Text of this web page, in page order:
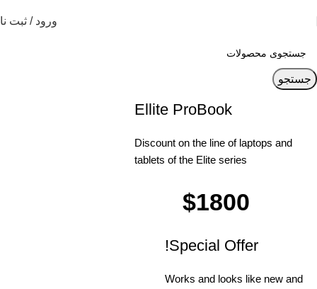
ورود / ثبت
جستجو
Ellite ProBook
Discount on the line of laptops and
tablets of the Elite series
$1800
Special Offer!
Works and looks like new and